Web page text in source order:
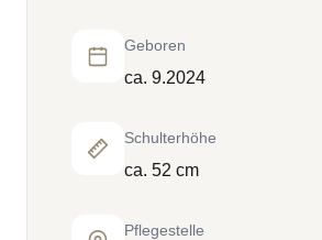
Geboren
ca. 9.2024
Schulterhöhe
ca. 52 cm
Pflegestelle